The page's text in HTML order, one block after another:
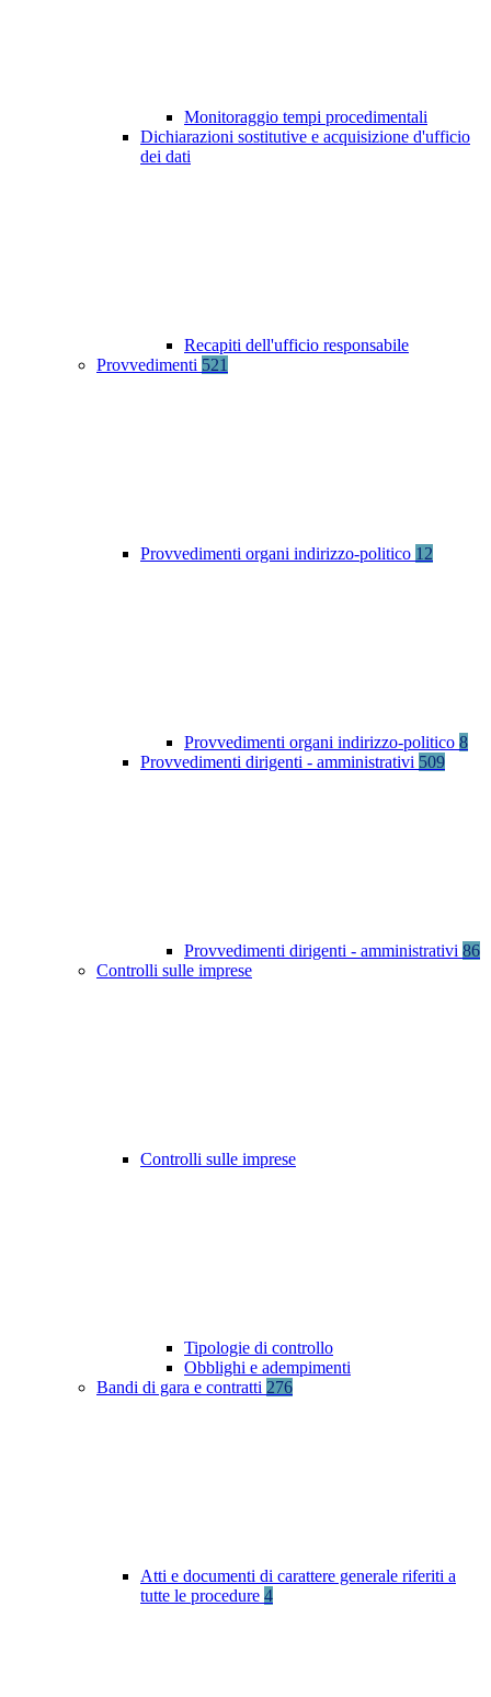
Monitoraggio tempi procedimentali
Dichiarazioni sostitutive e acquisizione d'ufficio
dei dati
Recapiti dell'ufficio responsabile
Provvedimenti 521
Provvedimenti organi indirizzo-politico 12
Provvedimenti organi indirizzo-politico 8
Provvedimenti dirigenti - amministrativi 509
Provvedimenti dirigenti - amministrativi 86
Controlli sulle imprese
Controlli sulle imprese
Tipologie di controllo
Obblighi e adempimenti
Bandi di gara e contratti 276
Atti e documenti di carattere generale riferiti a
tutte le procedure 4